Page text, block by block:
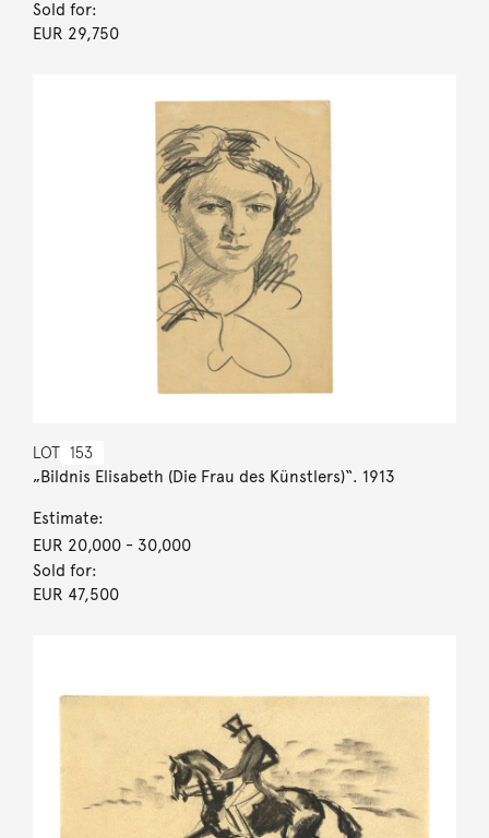
Sold for:
EUR 29,750
LOT 153
„Bildnis Elisabeth (Die Frau des Künstlers)“. 1913
Estimate:
EUR 20,000- 30,000
Sold for:
EUR 47,500